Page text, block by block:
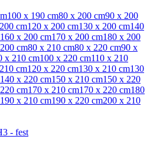
100 x 190 cm80 x 200 cm90 x 200
cm120 x 200 cm130 x 200 cm140
160 x 200 cm170 x 200 cm180 x 200
cm80 x 210 cm80 x 220 cm90 x
x 210 cm100 x 220 cm110 x 210
cm120 x 220 cm130 x 210 cm130
140 x 220 cm150 x 210 cm150 x 220
cm170 x 210 cm170 x 220 cm180
190 x 210 cm190 x 220 cm200 x 210
- fest